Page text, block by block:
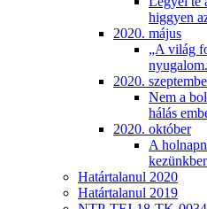
higgyen
2020. május
„A világ
2020.
Nem a
hálás
2020. október
A
Határtalanul 2020
Határtalanul 2019